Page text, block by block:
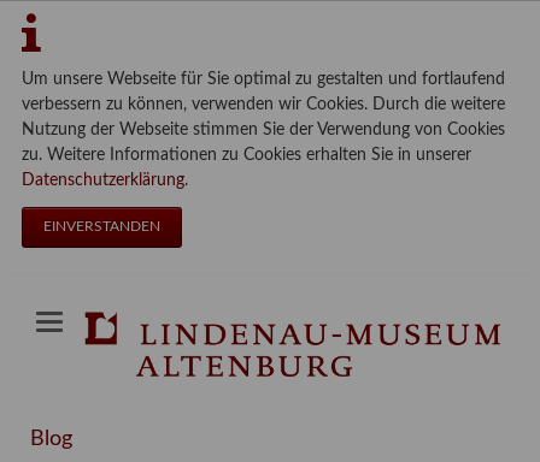
Um unsere Webseite für Sie optimal zu gestalten und fortlaufend
verbessern zu können, verwenden wir Cookies. Durch die weitere
Nutzung der Webseite stimmen Sie der Verwendung von Cookies
zu. Weitere Informationen zu Cookies erhalten Sie in unserer
Datenschutzerklärung.
EINVERSTANDEN
Blog